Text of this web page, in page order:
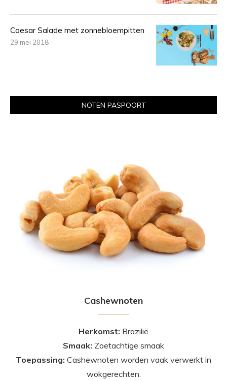
Caesar Salade met zonnebloempitten
29 mei 2018
NOTEN PASPOORT
Cashewnoten
Herkomst: Brazilië
Smaak: Zoetachtige smaak
Toepassing: Cashewnoten worden vaak verwerkt in
wokgerechten.